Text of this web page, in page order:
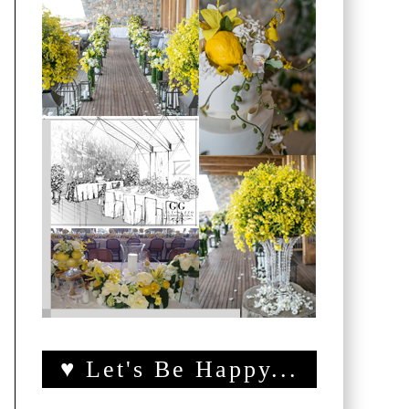
♥ Let's Be Happy...